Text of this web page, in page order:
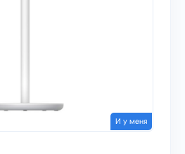
И у меня